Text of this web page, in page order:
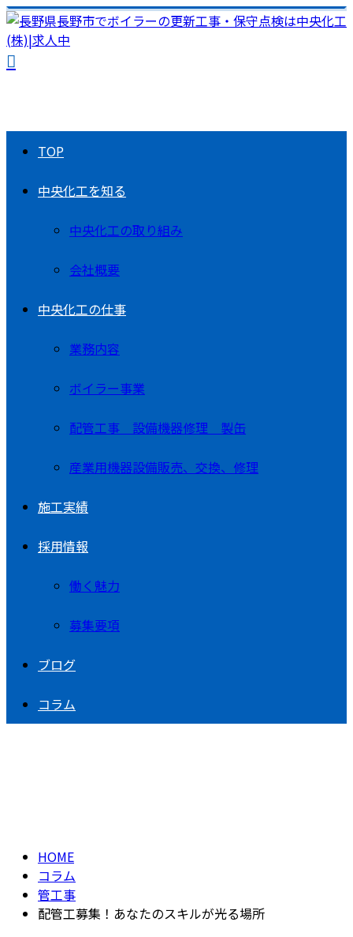
TOP
中央化工を知る
中央化工の取り組み
会社概要
中央化工の仕事
業務内容
ボイラー事業
配管工事 設備機器修理 製缶
産業用機器設備販売、交換、修理
施工実績
採用情報
働く魅力
募集要項
ブログ
コラム
HOME
コラム
管工事
配管工募集！あなたのスキルが光る場所